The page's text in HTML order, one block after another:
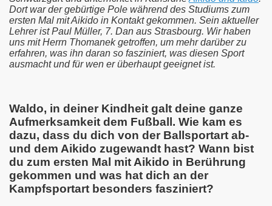
Dort war der gebürtige Pole während des Studiums zum
ersten Mal mit Aikido in Kontakt gekommen. Sein aktueller
Lehrer ist Paul Müller, 7. Dan aus Strasbourg. Wir haben
uns mit Herrn Thomanek getroffen, um mehr darüber zu
erfahren, was ihn daran so fasziniert, was diesen Sport
ausmacht und für wen er überhaupt geeignet ist.
Waldo, in deiner Kindheit galt deine ganze
Aufmerksamkeit dem Fußball. Wie kam es
dazu, dass du dich von der Ballsportart ab-
und dem Aikido zugewandt hast? Wann bist
du zum ersten Mal mit Aikido in Berührung
gekommen und was hat dich an der
Kampfsportart besonders fasziniert?